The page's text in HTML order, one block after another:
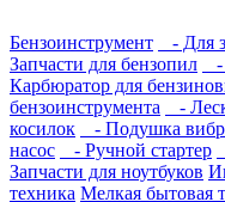
Бензоинструмент - Для
Запчасти для бензопил
-
Карбюратор для
бензоинструмента
-
косилок
- Подушка
насос
- Ручной стартер
Запчасти для ноутбуков
техника Мелкая бытовая